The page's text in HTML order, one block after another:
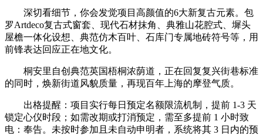
深切看细节，你会发觉项目高颜值的6大新复古元素。包
罗Artdeco复古式窗套、现代石材抹角、典雅山花腔式、墀头
屋檐一体化设想、典范仿木百叶、石库门专属地砖符号等，用
前锋表达回应正在地文化。
桐安里自创典范英国梧桐浓荫道，正在回复复兴街巷标准
的同时，焕新街道风貌质量，再现百年上海的摩登气质。
出格提醒：项目实行每日预定名额限流机制，提前 1-3 天
锁定心仪时段；如需改期或打消预定，需至多提前 1 小时致
电：奉告。未按时参加且未自动申明者，系统将其 3 日内的预